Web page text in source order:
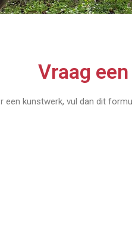
Vraag
kunstwerk, vul dan dit